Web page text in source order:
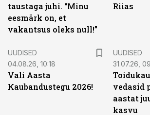
taustaga juhi. “Minu
eesmärk on, et
vakantsus oleks null!”
Riias
UUDISED
04.08.26, 10:18
Vali Aasta
Kaubandustegu 2026!
UUDISED
31.07.26,
vedasid
aastat
kasvu